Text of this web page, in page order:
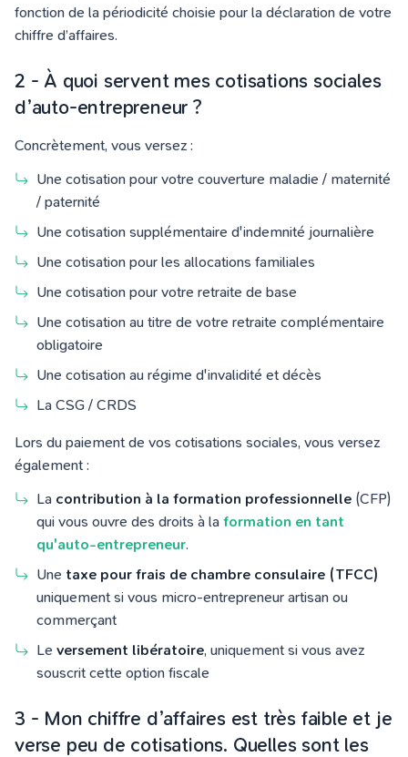
fonction de la périodicité choisie pour la déclaration de votre
chiffre d’affaires.
2 - À quoi servent mes cotisations sociales
d’auto-entrepreneur ?
Concrètement, vous versez :
Une cotisation pour votre couverture maladie / maternité
/ paternité
Une cotisation supplémentaire d'indemnité journalière
Une cotisation pour les allocations familiales
Une cotisation pour votre retraite de base
Une cotisation au titre de votre retraite complémentaire
obligatoire
Une cotisation au régime d'invalidité et décès
La CSG / CRDS
Lors du paiement de vos cotisations sociales, vous versez
également :
La contribution à la formation professionnelle (CFP)
qui vous ouvre des droits à la formation en tant
qu'auto-entrepreneur.
Une taxe pour frais de chambre consulaire (TFCC)
uniquement si vous micro-entrepreneur artisan ou
commerçant
Le versement libératoire, uniquement si vous avez
souscrit cette option fiscale
3 - Mon chiffre d’affaires est très faible et je
verse peu de cotisations. Quelles sont les